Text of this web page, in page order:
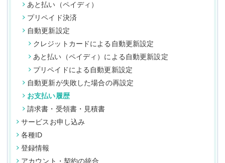
あと払い（ペイディ）
プリペイド決済
自動更新設定
クレジットカードによる自動更新設定
あと払い（ペイディ）による自動更新設定
プリペイドによる自動更新設定
自動更新が失敗した場合の再設定
お支払い履歴
請求書・受領書・見積書
サービスお申し込み
各種ID
登録情報
アカウント・契約の統合